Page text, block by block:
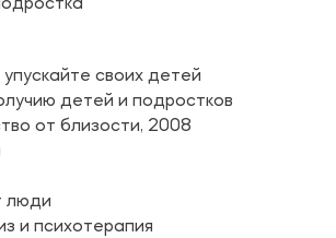
своих детей
детей и подростков
от близости, 2008
люди
и психотерапия